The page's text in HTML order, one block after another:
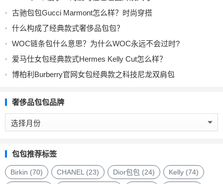
古驰包包Gucci Marmont怎么样？时尚穿搭
什么构成了经典款式奢侈品包包？
WOC链条包什么意思？为什么WOC永远不会过时?
爱马仕女包经典款式Hermes Kelly Cut怎么样？
博柏利Burberry官网女包经典款之科技尼龙双肩包
奢侈品包包品牌
奢
侈
包
包
品
牌
包包推荐标签
Birkin (70) CHANEL(23) Dior包包 (24) Kelly (74)